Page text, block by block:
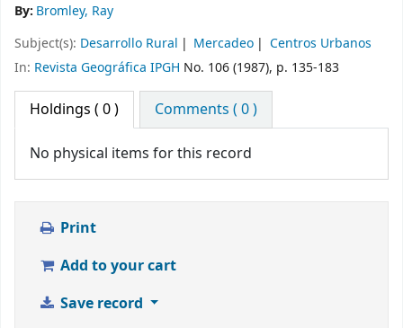
By: Bromley, Ray
Subject(s): Desarrollo Rural Mercadeo
Centros Urbanos
In: Revista Geográfica IPGH No. 106 (1987), p. 135-183
Holdings ( 0 ) Comments ( 0 )
No physical items for this record
Print
Add to your cart
Save record